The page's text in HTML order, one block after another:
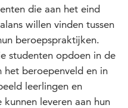
die aan het eind
willen vinden tussen
beroepspraktijken.
studenten opdoen in de
het beroepenveld en in
leerlingen en
leveren aan hun